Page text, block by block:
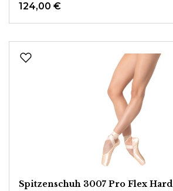
124,00 €
Spitzenschuh 3007 Pro Flex Hard